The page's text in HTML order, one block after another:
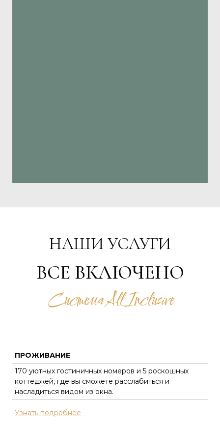
НАШИ УСЛУГИ
ВСЕ ВКЛЮЧЕНО
Система All Inclusive
ПРОЖИВАНИЕ
170 уютных гостиничных номеров и 5 роскошных
коттеджей, где вы сможете расслабиться и
насладиться видом из окна.
Узнать подробнее